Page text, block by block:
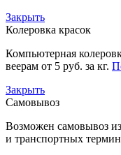
Закрыть
Колеровка красок
Компьютерная
веерам от 5 руб. за кг.
Закрыть
Самовывоз
Возможен самовывоз
и транспортных